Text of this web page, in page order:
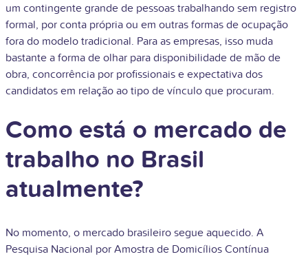
um contingente grande de pessoas trabalhando sem registro
formal, por conta própria ou em outras formas de ocupação
fora do modelo tradicional. Para as empresas, isso muda
bastante a forma de olhar para disponibilidade de mão de
obra, concorrência por profissionais e expectativa dos
candidatos em relação ao tipo de vínculo que procuram.
Como está o mercado de
trabalho no Brasil
atualmente?
No momento, o mercado brasileiro segue aquecido. A
Pesquisa Nacional por Amostra de Domicílios Contínua